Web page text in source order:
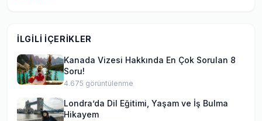
İLGILI İÇERIKLER
Kanada Vizesi Hakkında En Çok Sorulan 8
Soru!
4.675 görüntülenme
Londra’da Dil Eğitimi, Yaşam ve İş Bulma
Hikayem